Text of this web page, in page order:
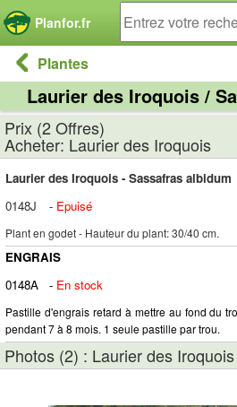
Planfor.fr
Plantes
Laurier des Iroquois /
Prix (2 Offres)
Acheter: Laurier des Iroquois
Laurier des Iroquois - Sassafras albidum
0148J
- Epuisé
Plant en godet - Hauteur du plant: 30/40 cm.
ENGRAIS
0148A
- En stock
Pastille d'engrais retard à mettre au fond du
pendant 7 à 8 mois. 1 seule pastille par trou.
Photos (2) : Laurier des Iroquois
Panneau de gestion des cookies